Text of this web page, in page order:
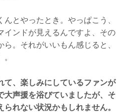
とやったとき。やっぱこう、
インドが見えるんですよ、その
ら。それがいいもん感じると、
て、楽しみにしているファンが
大声援を浴びていましたが、そ
れない状況かもしれません。